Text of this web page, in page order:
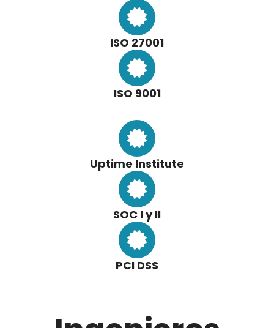
ISO 27001
ISO 9001
Uptime Institute
SOC I y II
PCI DSS